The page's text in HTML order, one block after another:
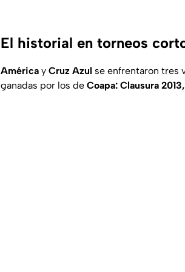
El historial en torneos
América y Cruz Azul se enfrentaron tres
ganadas por los de Coapa: Clausura